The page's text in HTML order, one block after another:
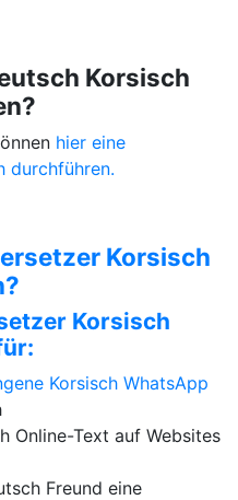
Korsisch
hier eine
durchführen.
Korsisch
Korsisch
Korsisch WhatsApp
Online-Text auf Websites
Freund eine